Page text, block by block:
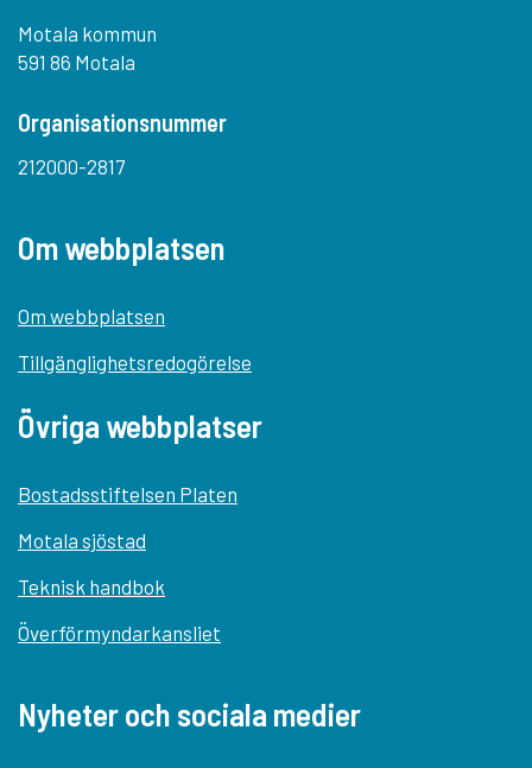
Motala kommun
591 86 Motala
Organisationsnummer
212000-2817
Om webbplatsen
Om webbplatsen
Tillgänglighetsredogörelse
Övriga webbplatser
Bostadsstiftelsen Platen
Motala sjöstad
Teknisk handbok
Överförmyndarkansliet
Nyheter och sociala medier